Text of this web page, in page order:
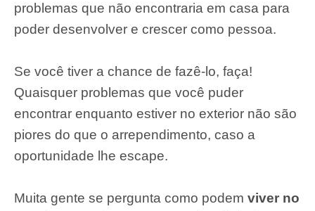
problemas que não encontraria em casa para
poder desenvolver e crescer como pessoa.
Se você tiver a chance de fazê-lo, faça!
Quaisquer problemas que você puder
encontrar enquanto estiver no exterior não são
piores do que o arrependimento, caso a
oportunidade lhe escape.
Muita gente se pergunta como podem viver no